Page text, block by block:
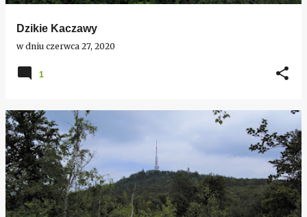
Dzikie Kaczawy
w dniu czerwca 27, 2020
1